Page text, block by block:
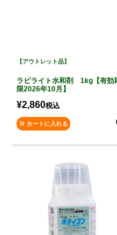
【アウトレット品】
ラビライト水和剤 1kg【有効
限2026年10月】
¥2,860税込
カートに入れる